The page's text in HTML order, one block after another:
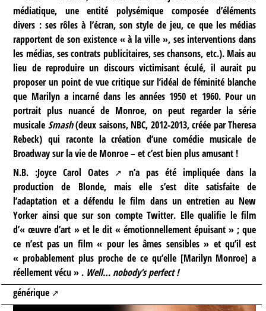
médiatique, une entité polysémique composée d’éléments
divers : ses rôles à l’écran, son style de jeu, ce que les médias
rapportent de son existence « à la ville », ses interventions dans
les médias, ses contrats publicitaires, ses chansons, etc.). Mais au
lieu de reproduire un discours victimisant éculé, il aurait pu
proposer un point de vue critique sur l’idéal de féminité blanche
que Marilyn a incarné dans les années 1950 et 1960. Pour un
portrait plus nuancé de Monroe, on peut regarder la série
musicale Smash(deux saisons, NBC, 2012-2013, créée par Theresa
Rebeck) qui raconte la création d’une comédie musicale de
Broadway sur la vie de Monroe – et c’est bien plus amusant !
N.B. :Joyce Carol Oates
n’a pas été impliquée dans la
production de Blonde, mais elle s’est dite satisfaite de
l’adaptation et a défendu le film dans un entretien au New
Yorker ainsi que sur son compte Twitter. Elle qualifie le film
d’« œuvre d’art » et le dit « émotionnellement épuisant » ; que
ce n’est pas un film « pour les âmes sensibles » et qu’il est
« probablement plus proche de ce qu’elle [Marilyn Monroe] a
réellement vécu » . Well… nobody’s perfect !
générique